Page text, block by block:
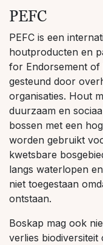
PEFC
PEFC is een
houtproducten en
for Endorsement of
gesteund door
organisaties. Hout
duurzaam en
bossen met een
worden gebruikt
kwetsbare
langs waterlopen
niet toegestaan
ontstaan.
Boskap mag ook
verlies